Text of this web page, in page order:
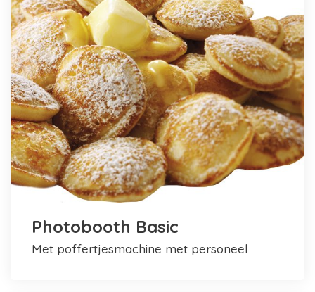
Photobooth Basic
met poffertjesmachine met personeel